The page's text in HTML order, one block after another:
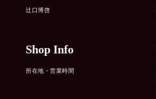
辻口博啓
Shop Info
所在地・営業時間